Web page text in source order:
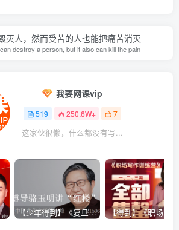
灭人，然而受苦的人也能把痛苦消灭
destroy a person, but it also can kill the pain
我要网课vip
519 250.6W+ 7
这家伙很懒，什么都没有写...
学销售系列课》 【少年得到】《复旦博导骆玉明讲“红楼”》